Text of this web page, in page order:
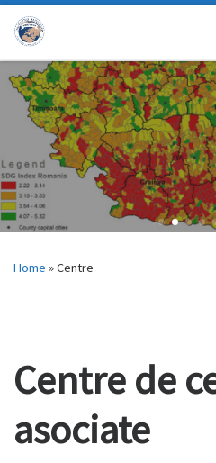
Skip to content
Home »Centre
Centre de
asociate